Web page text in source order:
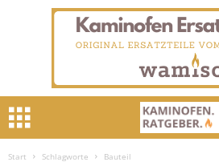
Start Schlagworte Bauteil